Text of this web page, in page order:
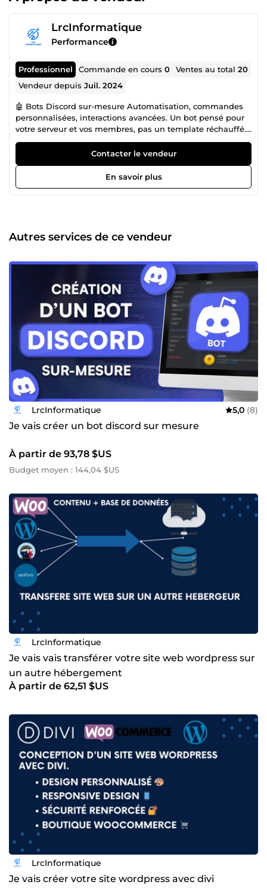
LrcInformatique
Performance
Professionnel Commande en cours0 Ventes au total20
Vendeur depuisJuil. 2024
🤖 Bots Discord sur-mesure Automatisation, commandes
personnalisées, interactions avancées. Un bot pensé pour
votre serveur et vos membres, pas un template réchauffé.
🎮 Création et gestion de serveurs Discord Mise en place
complète ou refonte d'un serveur existant, pour une
communauté ou un projet professionnel. 🛠️
Développement GLua pour Garry's Mod Addons sur-
mesure, interfaces VGUI modernes, systèmes de gameplay
et personnalise des sites qui correspondent à vos besoins
réels, sans superflu. 🖥️ Administration serveurs Linux
infrastructure tourne, et elle tient dans la durée.
Contacter le vendeur
En savoir plus
Autres services de ce vendeur
LrcInformatique 5,0 (8)
Je vais créer un bot discord sur mesure
À partir de 93,78 $US
Budget moyen : 144,04 $US
LrcInformatique
Je vais vais transférer votre site web wordpress sur
un autre hébergement
À partir de 62,51 $US
LrcInformatique
Je vais créer votre site wordpress avec divi